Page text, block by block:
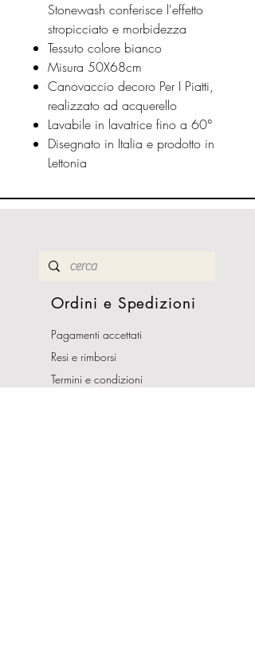
Stonewash conferisce l'effetto
stropicciato e morbidezza
Tessuto colore bianco
Misura 50X68cm
Canovaccio decoro Per I Piatti,
realizzato ad acquerello
Lavabile in lavatrice fino a 60°
Disegnato in Italia e prodotto in
Lettonia
Ordini e Spedizioni
Pagamenti accettati
Resi e rimborsi
Termini e condizioni